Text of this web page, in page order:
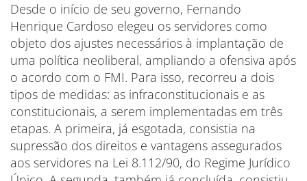
Desde o início de seu governo, Fernando
Henrique Cardoso elegeu os servidores como
objeto dos ajustes necessários à implantação de
uma política neoliberal, ampliando a ofensiva após
o acordo com o FMI. Para isso, recorreu a dois
tipos de medidas: as infraconstitucionais e as
constitucionais, a serem implementadas em três
etapas. A primeira, já esgotada, consistia na
supressão dos direitos e vantagens assegurados
aos servidores na Lei 8.112/90, do Regime Jurídico